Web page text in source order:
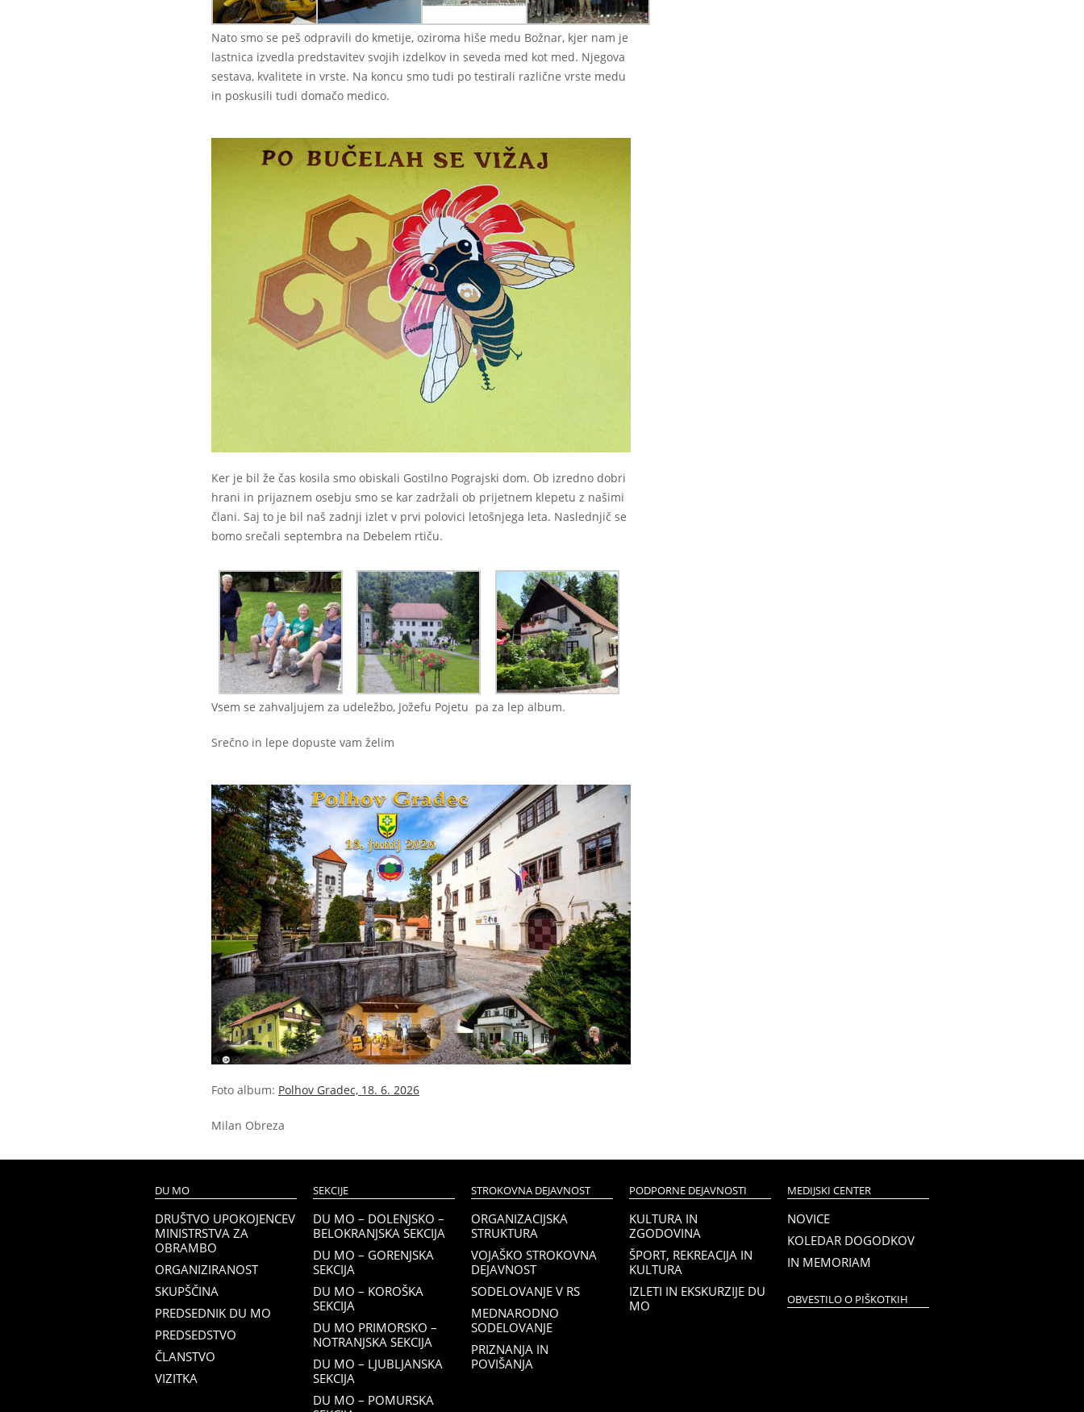
Nato smo se peš odpravili do kmetije, oziroma hiše medu Božnar, kjer nam je
lastnica izvedla predstavitev svojih izdelkov in seveda med kot med. Njegova
sestava, kvalitete in vrste. Na koncu smo tudi po testirali različne vrste medu
in poskusili tudi domačo medico.
Ker je bil že čas kosila smo obiskali Gostilno Pograjski dom. Ob izredno dobri
hrani in prijaznem osebju smo se kar zadržali ob prijetnem klepetu z našimi
člani. Saj to je bil naš zadnji izlet v prvi polovici letošnjega leta. Naslednjič se
bomo srečali septembra na Debelem rtiču.
Vsem se zahvaljujem za udeležbo, Jožefu Pojetu pa za lep album.
Srečno in lepe dopuste vam želim
Foto album: Polhov Gradec, 18. 6. 2026
Milan Obreza
DU MO
DRUŠTVO UPOKOJENCEV
MINISTRSTVA ZA
OBRAMBO
ORGANIZIRANOST
SKUPŠČINA
PREDSEDNIK DU MO
PREDSEDSTVO
ČLANSTVO
VIZITKA
SEKCIJE
DU MO – DOLENJSKO –
BELOKRANJSKA SEKCIJA
DU MO – GORENJSKA
SEKCIJA
DU MO – KOROŠKA
SEKCIJA
DU MO PRIMORSKO –
NOTRANJSKA SEKCIJA
DU MO – LJUBLJANSKA
SEKCIJA
DU MO – POMURSKA
STROKOVNA DEJAVNOST
ORGANIZACIJSKA
STRUKTURA
VOJAŠKO STROKOVNA
DEJAVNOST
SODELOVANJE V RS
MEDNARODNO
SODELOVANJE
PRIZNANJA IN
POVIŠANJA
PODPORNE DEJAVNOSTI
KULTURA IN
ZGODOVINA
ŠPORT, REKREACIJA IN
KULTURA
IZLETI IN EKSKURZIJE DU
MO
MEDIJSKI CENTER
NOVICE
KOLEDAR DOGODKOV
IN MEMORIAM
OBVESTILO O PIŠKOTKIH